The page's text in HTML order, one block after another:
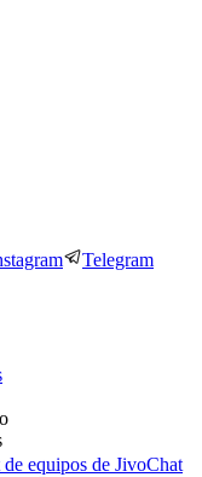
Telegram
de equipos de JivoChat